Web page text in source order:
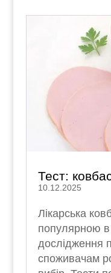
Тест:
10.12.2025
Лікарська
популярною в
дослідження
споживачам